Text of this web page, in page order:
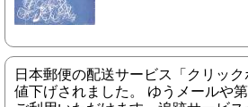
日本郵便の配送サービス「クリッ
値下げされました。 ゆうメールや